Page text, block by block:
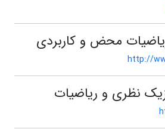
محض و کاربردی
http://
نظری و ریاضیات